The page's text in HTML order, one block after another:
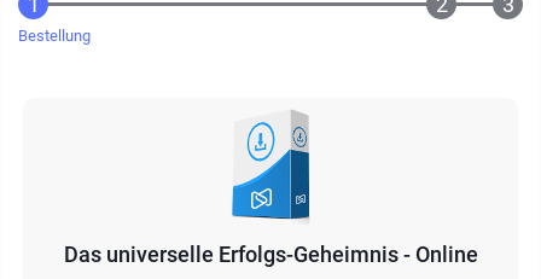
Bestellung
Das universelle Erfolgs-Geheimnis - Online